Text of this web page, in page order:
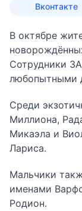
Вконтакте
В октябре
Сотрудники
любопытными
Среди
Миллиона,
Микаэла и
Лариса.
Мальчики
именами
Родион.